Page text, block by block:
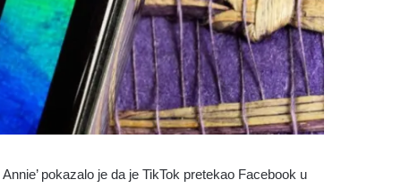
pokazalo je da je TikTok pretekao Facebook u